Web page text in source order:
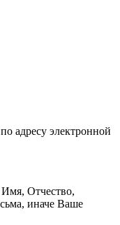
адресу электронной
Отчество,
иначе Ваше